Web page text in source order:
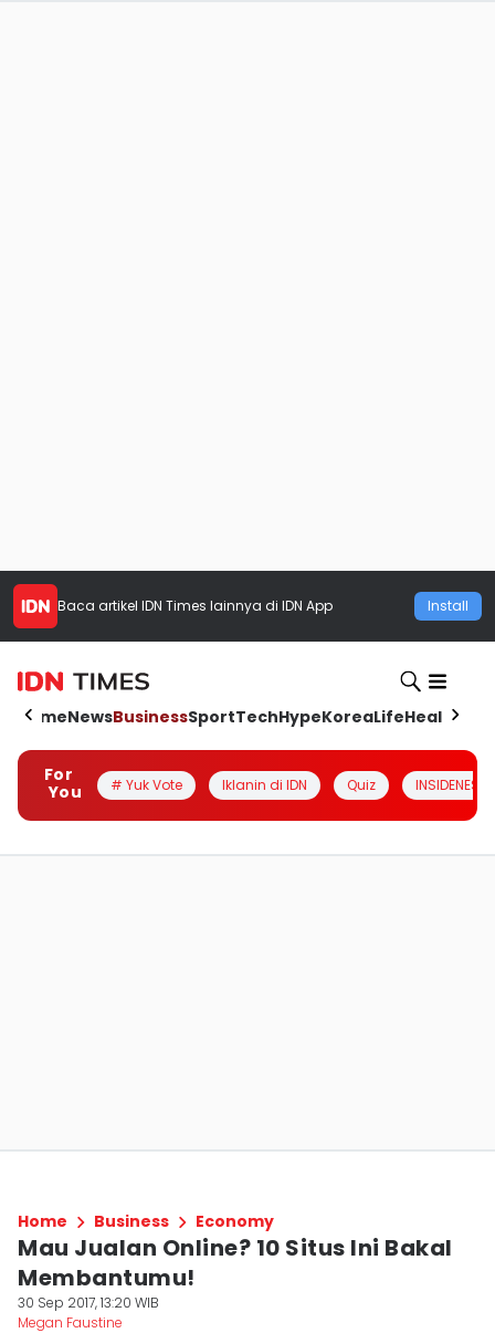
Baca artikel IDN Times lainnya di IDN App Install
HomeNewsBusinessSportTechHypeKoreaLifeHealth
For
You
# Yuk Vote Iklanin di IDN Quiz INSIDENESIA
Home Business Economy
Mau Jualan Online? 10 Situs Ini Bakal
Membantumu!
30 Sep 2017, 13:20 WIB
Megan Faustine